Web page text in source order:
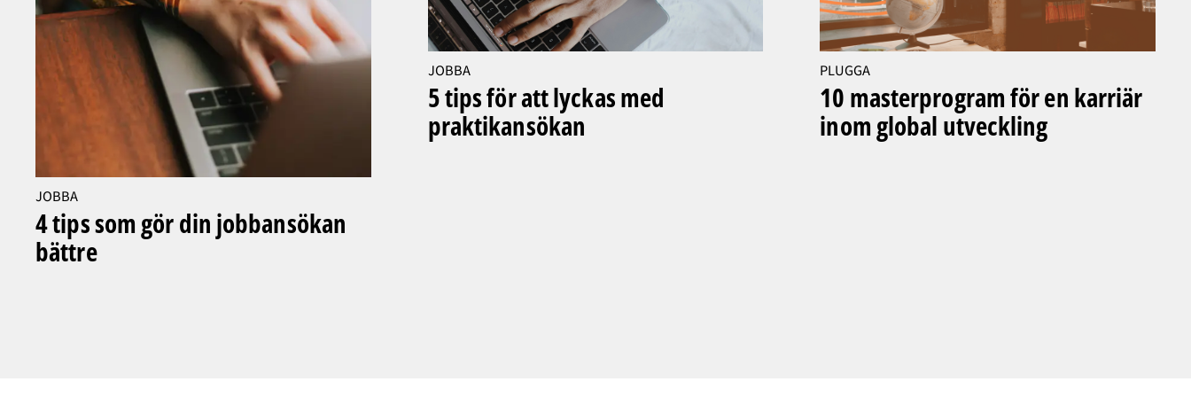
JOBBA
4 tips som gör din jobbansökan
bättre
JOBBA
5 tips för att lyckas med
praktikansökan
PLUGGA
10 masterprogram för en karriär
inom global utveckling